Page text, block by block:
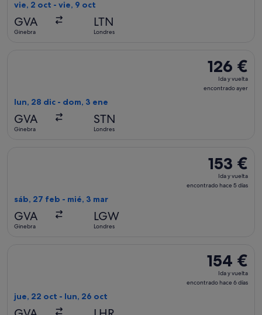
vie, 2 oct - vie, 9 oct
GVA
Ginebra
LTN
Londres
126 €
Ida
y
126 €
Ida y vuelta
encontrado ayer
lun, 28 dic - dom, 3 ene
GVA
Ginebra
STN
Londres
153 €
Ida
y
153 €
Ida y vuelta
encontrado hace 5 días
sáb, 27 feb - mié, 3 mar
GVA
Ginebra
LGW
Londres
154 €
Ida
y
154 €
Ida y vuelta
encontrado hace 6 días
jue, 22 oct - lun, 26 oct